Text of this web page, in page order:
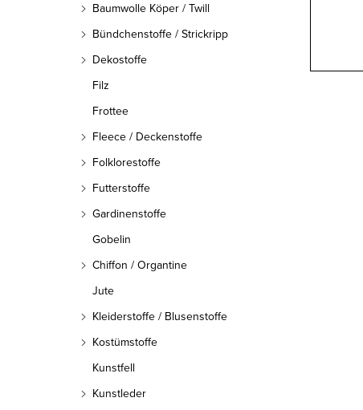
Baumwolle Köper / Twill
Bündchenstoffe / Strickripp
Dekostoffe
Filz
Frottee
Fleece / Deckenstoffe
Folklorestoffe
Futterstoffe
Gardinenstoffe
Gobelin
Chiffon / Organtine
Jute
Kleiderstoffe / Blusenstoffe
Kostümstoffe
Kunstfell
Kunstleder